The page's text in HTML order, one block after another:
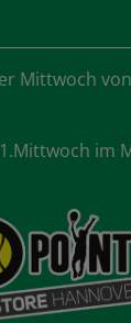
Mittwoch
im